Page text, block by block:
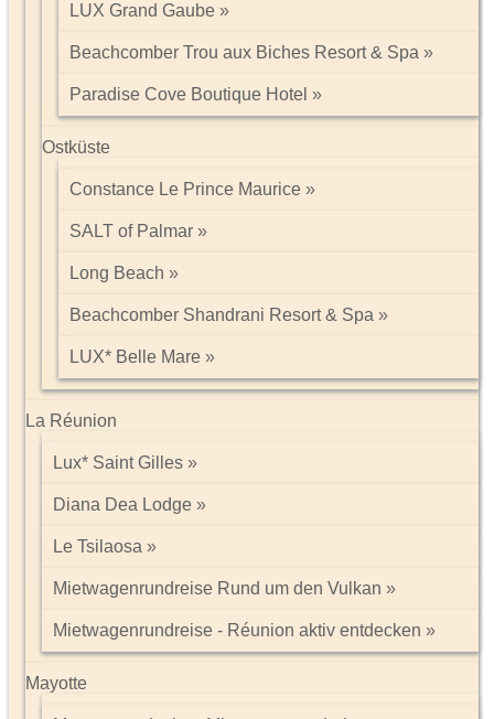
LUX Grand Gaube
Beachcomber Trou aux Biches Resort & Spa
Paradise Cove Boutique Hotel
Ostküste
Constance Le Prince Maurice
SALT of Palmar
Long Beach
Beachcomber Shandrani Resort & Spa
LUX* Belle Mare
La Réunion
Lux* Saint Gilles
Diana Dea Lodge
Le Tsilaosa
Mietwagenrundreise Rund um den Vulkan
Mietwagenrundreise - Réunion aktiv entdecken
Mayotte